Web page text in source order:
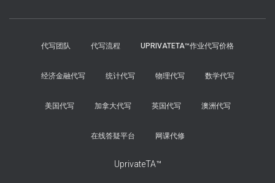
代写团队 代写流程 UPRIVATETA™作业代写价格
经济金融代写 统计代写 物理代写 数学代写
美国代写 加拿大代写 英国代写 澳洲代写
在线答疑平台 网课代修
UprivateTA™